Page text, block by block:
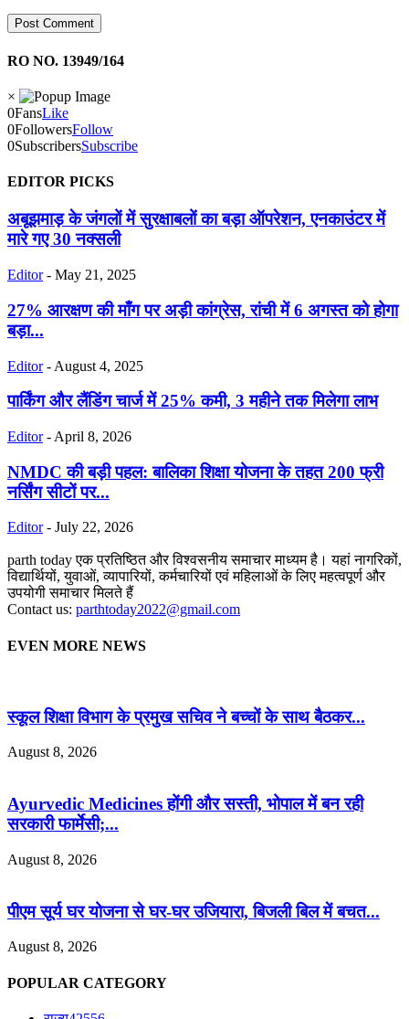
RO NO. 13949/164
×
0FansLike
0FollowersFollow
0SubscribersSubscribe
EDITOR PICKS
अबूझमाड़ के जंगलों में सुरक्षाबलों का बड़ा ऑपरेशन, एनकाउंटर में
मारे गए 30 नक्सली
Editor - May 21, 2025
27% आरक्षण की माँग पर अड़ी कांग्रेस, रांची में 6 अगस्त को होगा
बड़ा...
Editor - August 4, 2025
पार्किंग और लैंडिंग चार्ज में 25% कमी, 3 महीने तक मिलेगा लाभ
Editor - April 8, 2026
NMDC की बड़ी पहल: बालिका शिक्षा योजना के तहत 200 फ्री
नर्सिंग सीटों पर...
Editor - July 22, 2026
parth today एक प्रतिष्ठित और विश्वसनीय समाचार माध्यम है। यहां नागरिकों,
विद्यार्थियों, युवाओं, व्यापारियों, कर्मचारियों एवं महिलाओं के लिए महत्वपूर्ण और
उपयोगी समाचार मिलते हैं
Contact us: parthtoday2022@gmail.com
EVEN MORE NEWS
स्कूल शिक्षा विभाग के प्रमुख सचिव ने बच्चों के साथ बैठकर...
August 8, 2026
Ayurvedic Medicines होंगी और सस्ती, भोपाल में बन रही
सरकारी फार्मेसी;...
August 8, 2026
पीएम सूर्य घर योजना से घर-घर उजियारा, बिजली बिल में बचत...
August 8, 2026
POPULAR CATEGORY